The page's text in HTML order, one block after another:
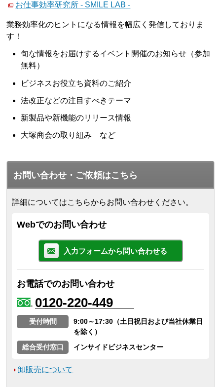
お仕事効率研究所 - SMILE LAB -
業務効率化のヒントになる情報を幅広く発信しておりま
す！
旬な情報をお届けするイベント開催のお知らせ（参加
無料）
ビジネスお役立ち資料のご紹介
法改正などの注目すべきテーマ
新製品や新機能のリリース情報
大塚商会の取り組み など
お問い合わせ・ご依頼はこちら
詳細についてはこちらからお問い合わせください。
Webでのお問い合わせ
入力フォームから問い合わせる
お電話でのお問い合わせ
0120-220-449
受付時間
9:00～17:30（土日祝日および当社休業日
を除く）
総合受付窓口
インサイドビジネスセンター
卸販売について